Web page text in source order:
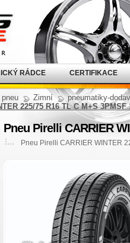
pneu Zimní
pneumatiky-
225/75 R16 TL C M+S 3PMSF
Pneu Pirelli CARRIER
Pneu Pirelli CARRIER WINTER
RÁDCE CERTIFIKACE